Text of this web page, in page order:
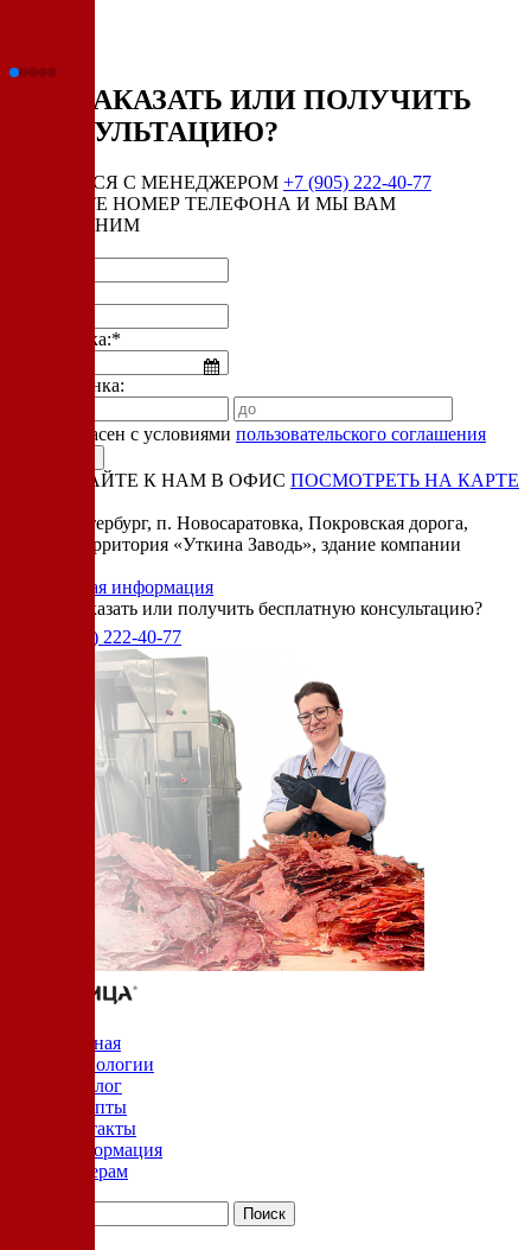
КАК ЗАКАЗАТЬ ИЛИ ПОЛУЧИТЬ
КОНСУЛЬТАЦИЮ?
СВЯЗАТЬСЯ С МЕНЕДЖЕРОМ +7 (905) 222-40-77
ОСТАВЬТЕ НОМЕР ТЕЛЕФОНА И МЫ ВАМ
ПЕРЕЗВОНИМ
Дата звонка:*
Время звонка:
Я согласен с условиями пользовательского соглашения
ПРИЕЗЖАЙТЕ К НАМ В ОФИС ПОСМОТРЕТЬ НА КАРТЕ
Санкт-Петербург, п. Новосаратовка, Покровская дорога,
частная территория «Уткина Заводь», здание компании
Справочная информация
Хотите заказать или получить бесплатную консультацию?
+7(905) 222-40-77
Главная
Технологии
Каталог
Рецепты
Контакты
Информация
Дилерам